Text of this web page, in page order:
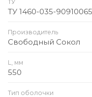
ТУ
ТУ 1460-035-
Производитель
Свободный Сокол
L, мм
550
Тип оболочки